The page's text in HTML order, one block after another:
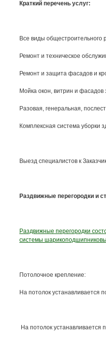
Краткий перечень услуг:
Все виды общестроительного
Ремонт и техническое
Ремонт и защита фасадов и
Мойка окон, витрин и фасадов
Разовая, генеральная,
Комплексная система
Выезд специалистов к
Раздвижные перегородки и
Раздвижные перегородки
системы
Потолочное крепление:
На потолок устанавливается
На потолок